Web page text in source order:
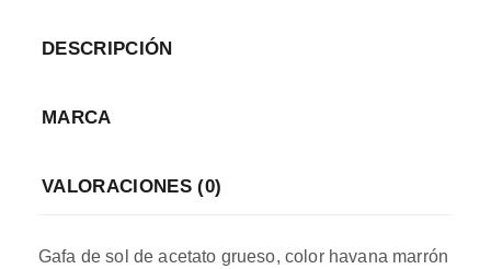
DESCRIPCIÓN
MARCA
VALORACIONES (0)
Gafa de sol de acetato grueso, color havana marrón